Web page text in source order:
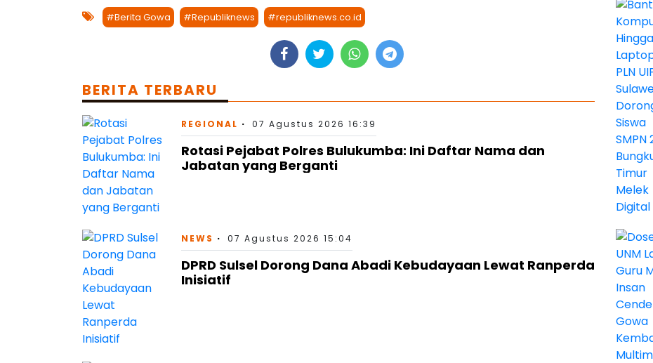
#Berita Gowa #Republiknews #republiknews.co.id
BERITA TERBARU
REGIONAL 07 Agustus 2026 16:39
Rotasi Pejabat Polres Bulukumba: Ini Daftar Nama dan
Jabatan yang Berganti
NEWS 07 Agustus 2026 15:04
DPRD Sulsel Dorong Dana Abadi Kebudayaan Lewat Ranperda
Inisiatif